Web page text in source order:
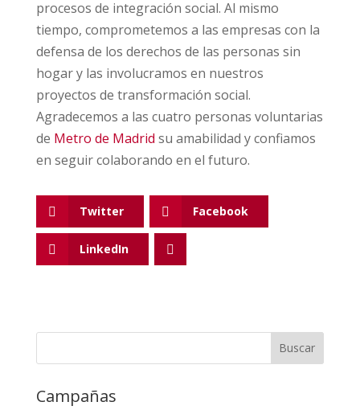
procesos de integración social. Al mismo
tiempo, comprometemos a las empresas con la
defensa de los derechos de las personas sin
hogar y las involucramos en nuestros
proyectos de transformación social.
Agradecemos a las cuatro personas voluntarias
de Metro de Madrid su amabilidad y confiamos
en seguir colaborando en el futuro.
Twitter Facebook
LinkedIn
Campañas